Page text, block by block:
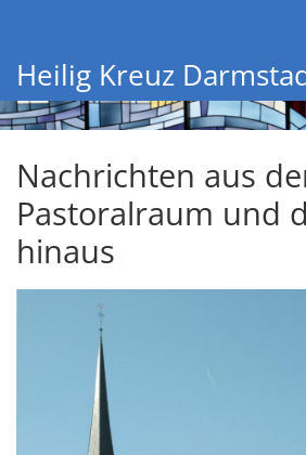
Heilig Kreuz
Nachrichten aus
Pastoralraum und
hinaus